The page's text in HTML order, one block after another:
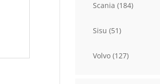
Scania (184)
Sisu (51)
Volvo (127)